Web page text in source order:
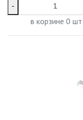
-
в корзине 0 шт